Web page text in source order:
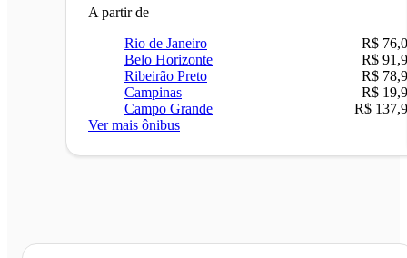
A partir de
Rio de Janeiro
R$
Belo Horizonte
R$
Ribeirão Preto
R$
Campinas
R$
Campo Grande
R$
Ver mais ônibus